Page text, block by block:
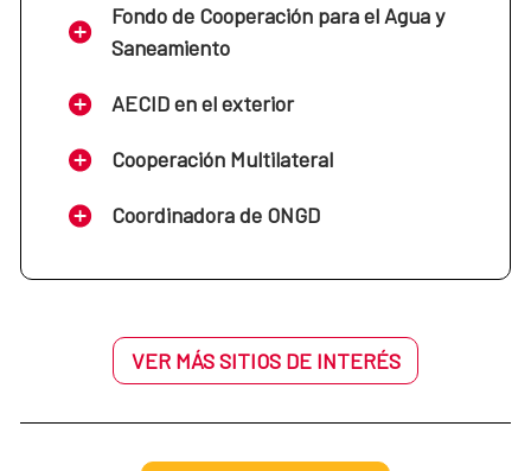
Fondo de Cooperación para el Agua y
Saneamiento
AECID en el exterior
Cooperación Multilateral
Coordinadora de ONGD
VER MÁS SITIOS DE INTERÉS